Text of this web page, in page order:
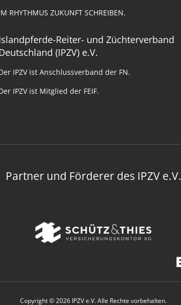
RHYTHMUS ZUKUNFT SCHREIBEN.
Reiter- und Züchterverband
(IPZV) e.V.
IPZV ist Anschlussverband der FN.
IPZV ist Mitglied der FEIF.
Partner und Förderer des IPZV e.V.
Copyright © 2026 IPZV e.V. Alle Rechte vorbehalten.